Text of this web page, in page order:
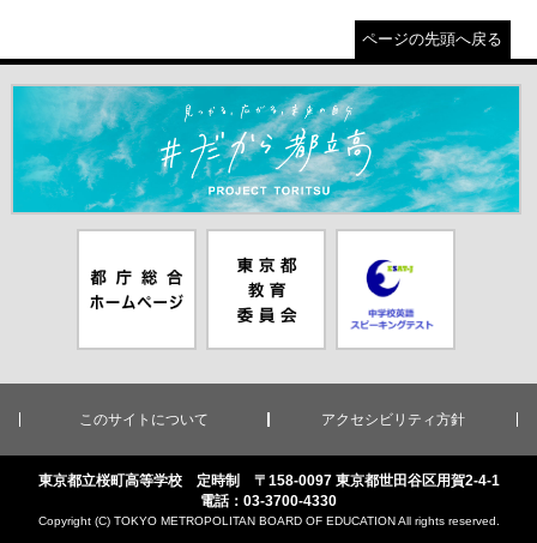
ページの先頭へ戻る
＃だから都立高（別ウインドウが開きます）
ムページ（別
ウインドウが
員会（別ウイ
ンドウが開き
ピーキングテ
スト（別ウイ
ンドウが開き
このサイトについて アクセシビリティ方針
東京都立桜町高等学校 定時制 〒158-0097 東京都世田谷区用賀2-4-1
電話：03-3700-4330
Copyright (C) TOKYO METROPOLITAN BOARD OF EDUCATION All rights reserved.